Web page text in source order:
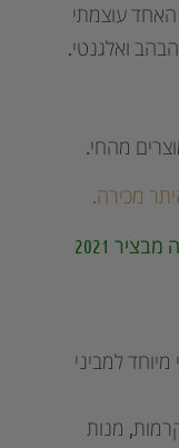
של שני הבצירים 2021 -2022, האחד עוצמתי
ואלגנטי.
מכירה.
**ניתן לרכוש בלחיצה כאן – שרדונה מבציר 2021
מיוחד למביני
מנות